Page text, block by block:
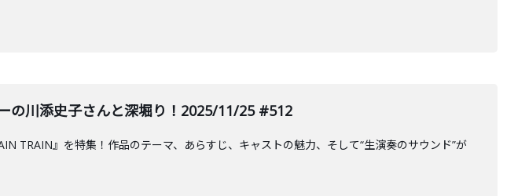
の川添史子さんと深堀り！2025/11/25 #512
TRAIN』を特集！作品のテーマ、あらすじ、キャストの魅力、そして“生演奏のサウンド”が